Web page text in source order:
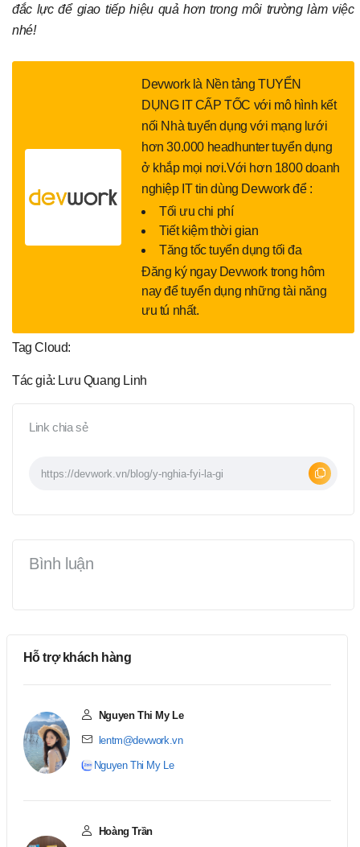
đắc lực để giao tiếp hiệu quả hơn trong môi trường làm việc
nhé!
Devwork là Nền tảng TUYỂN
DỤNG IT CẤP TỐC với mô hình kết
nối Nhà tuyển dụng với mạng lưới
hơn 30.000 headhunter tuyển dụng
ở khắp mọi nơi.Với hơn 1800 doanh
nghiệp IT tin dùng Devwork để :
Tối ưu chi phí
Tiết kiệm thời gian
Tăng tốc tuyển dụng tối đa
Đăng ký ngay Devwork trong hôm
nay để tuyển dụng những tài năng
ưu tú nhất.
Tag Cloud:
Tác giả: Lưu Quang Linh
Link chia sẻ
Bình luận
Hỗ trợ khách hàng
Nguyen Thi My Le
lentm@devwork.vn
Nguyen Thi My Le
Hoàng Trần